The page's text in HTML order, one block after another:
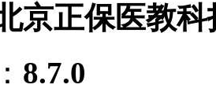
京正保医教
8.7.0